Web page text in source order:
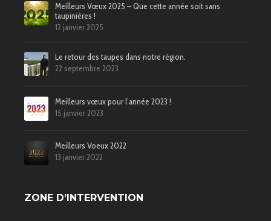
Meilleurs Vœux 2025 – Que cette année soit sans
taupinières !
12 janvier 2025
Le retour des taupes dans notre région.
22 septembre 2023
Meilleurs vœux pour l’année 2023 !
15 janvier 2023
Meilleurs Voeux 2022
13 janvier 2022
ZONE D’INTERVENTION